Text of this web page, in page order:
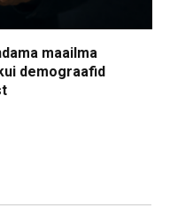
maailma
demograafid